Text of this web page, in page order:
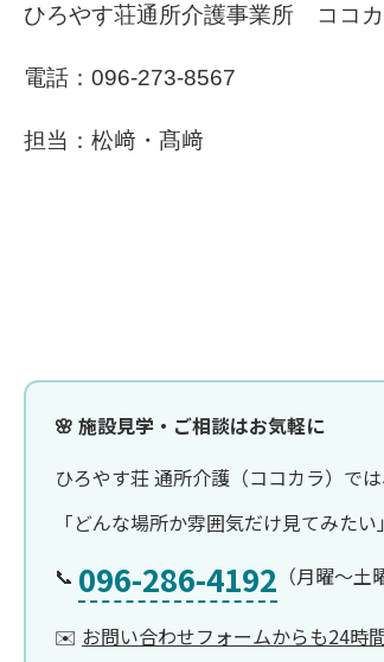
ひろやす荘通所介護事業所 ココ
電話：096-273-8567
担当：松﨑・髙﨑
🌸 施設見学・ご相談はお気軽に
ひろやす荘 通所介護（ココカラ）で
「どんな場所か雰囲気だけ見てみた
📞 096-286-4192 （月曜〜土
✉️ お問い合わせフォームからも24時